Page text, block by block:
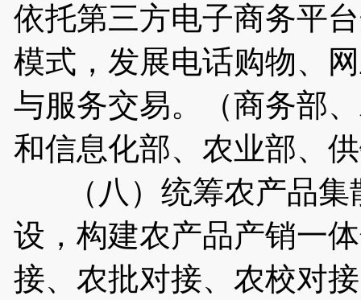
依托第三方电子商务平
模式，发展电话购物、
与服务交易。（商务部
和信息化部、农业部、
（八）统筹农产品集
设，构建农产品产销一
接、农批对接、农校对